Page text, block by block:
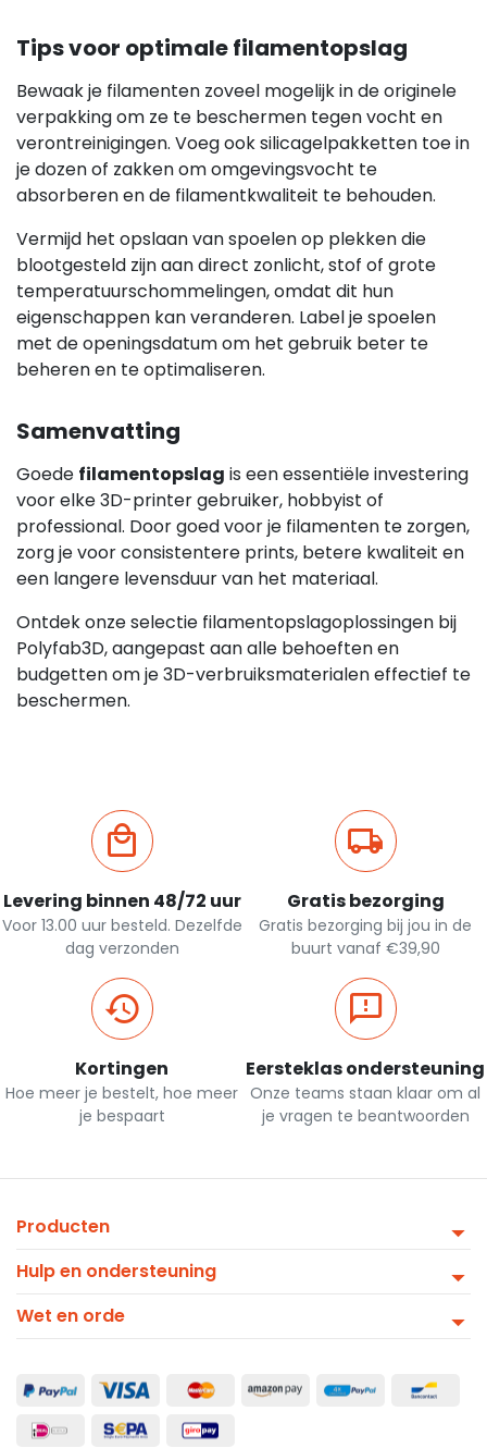
Tips voor optimale filamentopslag
Bewaak je filamenten zoveel mogelijk in de originele
verpakking om ze te beschermen tegen vocht en
verontreinigingen. Voeg ook silicagelpakketten toe in
je dozen of zakken om omgevingsvocht te
absorberen en de filamentkwaliteit te behouden.
Vermijd het opslaan van spoelen op plekken die
blootgesteld zijn aan direct zonlicht, stof of grote
temperatuurschommelingen, omdat dit hun
eigenschappen kan veranderen. Label je spoelen
met de openingsdatum om het gebruik beter te
beheren en te optimaliseren.
Samenvatting
Goede filamentopslag is een essentiële investering
voor elke 3D-printer gebruiker, hobbyist of
professional. Door goed voor je filamenten te zorgen,
zorg je voor consistentere prints, betere kwaliteit en
een langere levensduur van het materiaal.
Ontdek onze selectie filamentopslagoplossingen bij
Polyfab3D, aangepast aan alle behoeften en
budgetten om je 3D-verbruiksmaterialen effectief te
beschermen.
Levering binnen 48/72 uur
Voor 13.00 uur besteld. Dezelfde
dag verzonden
Gratis bezorging
Gratis bezorging bij jou in de
buurt vanaf €39,90
Kortingen
Hoe meer je bestelt, hoe meer
je bespaart
Eersteklas ondersteuning
Onze teams staan klaar om al
je vragen te beantwoorden
Producten
Hulp en ondersteuning
Wet en orde